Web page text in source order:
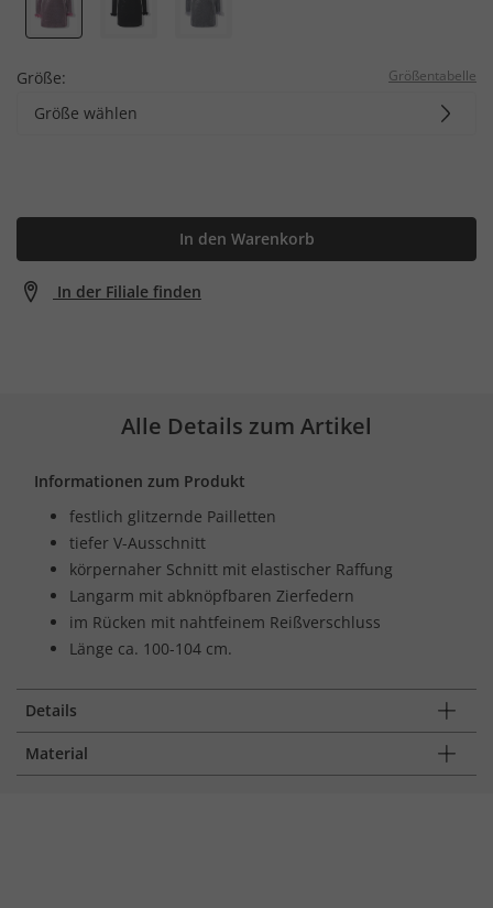
Größe: Größentabelle
Größe wählen
In den Warenkorb
In der Filiale finden
Alle Details zum Artikel
Informationen zum Produkt
festlich glitzernde Pailletten
tiefer V-Ausschnitt
körpernaher Schnitt mit elastischer Raffung
Langarm mit abknöpfbaren Zierfedern
im Rücken mit nahtfeinem Reißverschluss
Länge ca. 100-104 cm.
Details
Material